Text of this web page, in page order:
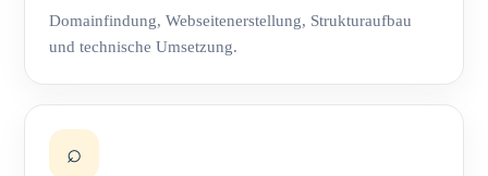
Domainfindung, Webseitenerstellung, Strukturaufbau
und technische Umsetzung.
⌕